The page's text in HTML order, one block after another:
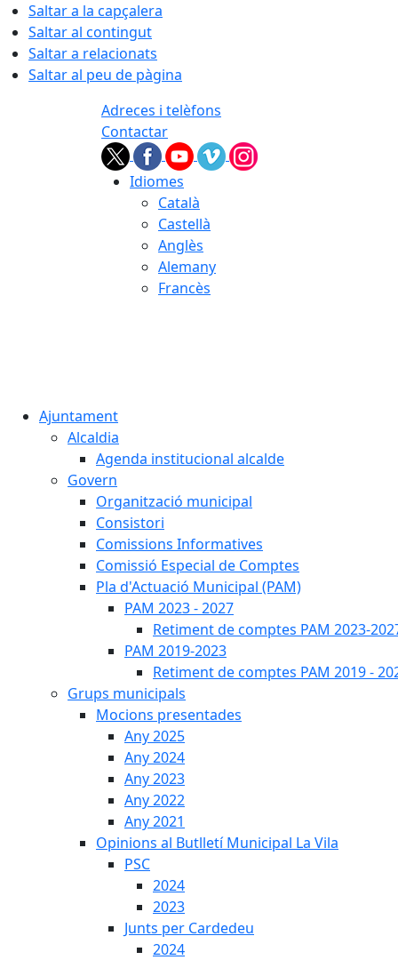
Saltar a la capçalera
Saltar al contingut
Saltar a relacionats
Saltar al peu de pàgina
Adreces i telèfons
Contactar
Idiomes
Català
Castellà
Anglès
Alemany
Francès
Ajuntament
Alcaldia
Agenda institucional alcalde
Govern
Organització municipal
Consistori
Comissions Informatives
Comissió Especial de Comptes
Pla d'Actuació Municipal (PAM)
PAM 2023 - 2027
Retiment de comptes PAM 2023-
PAM 2019-2023
Retiment de comptes PAM 2019 -
Grups municipals
Mocions presentades
Any 2025
Any 2024
Any 2023
Any 2022
Any 2021
Opinions al Butlletí Municipal La Vila
PSC
2024
2023
Junts per Cardedeu
2024